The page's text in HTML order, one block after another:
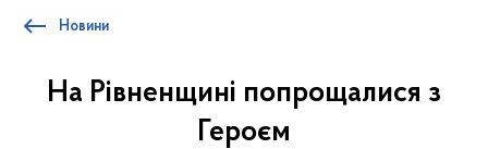
Новини
На Рівненщині попрощалися з
Героєм